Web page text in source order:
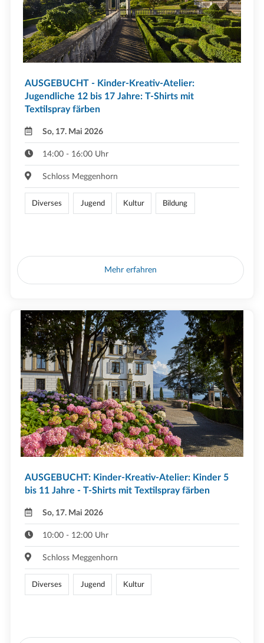
AUSGEBUCHT - Kinder-Kreativ-Atelier:
Jugendliche 12 bis 17 Jahre: T-Shirts mit
Textilspray färben
So, 17. Mai 2026
14:00 - 16:00 Uhr
Schloss Meggenhorn
Diverses Jugend Kultur Bildung
Mehr erfahren
AUSGEBUCHT: Kinder-Kreativ-Atelier: Kinder 5
bis 11 Jahre - T-Shirts mit Textilspray färben
So, 17. Mai 2026
10:00 - 12:00 Uhr
Schloss Meggenhorn
Diverses Jugend Kultur